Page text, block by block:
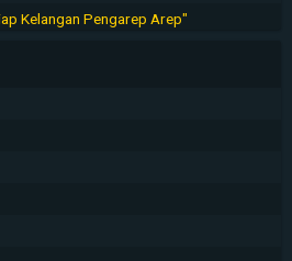
Kelangan Pengarep Arep"